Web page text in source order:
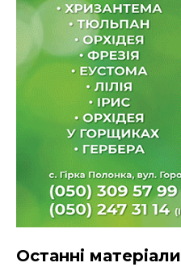
Останні матеріали